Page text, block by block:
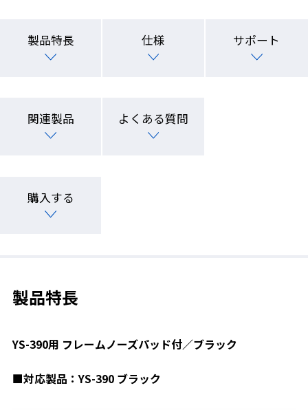
製品特長 仕様 サポート
関連製品 よくある質問
購入する
製品特長
YS-390用 フレームノーズパッド付／ブラック
■対応製品：YS-390 ブラック